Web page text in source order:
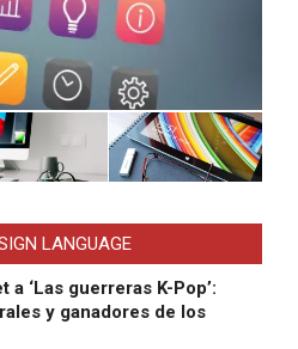
LANGUAGE
a ‘Las guerreras K-Pop’:
y ganadores de los